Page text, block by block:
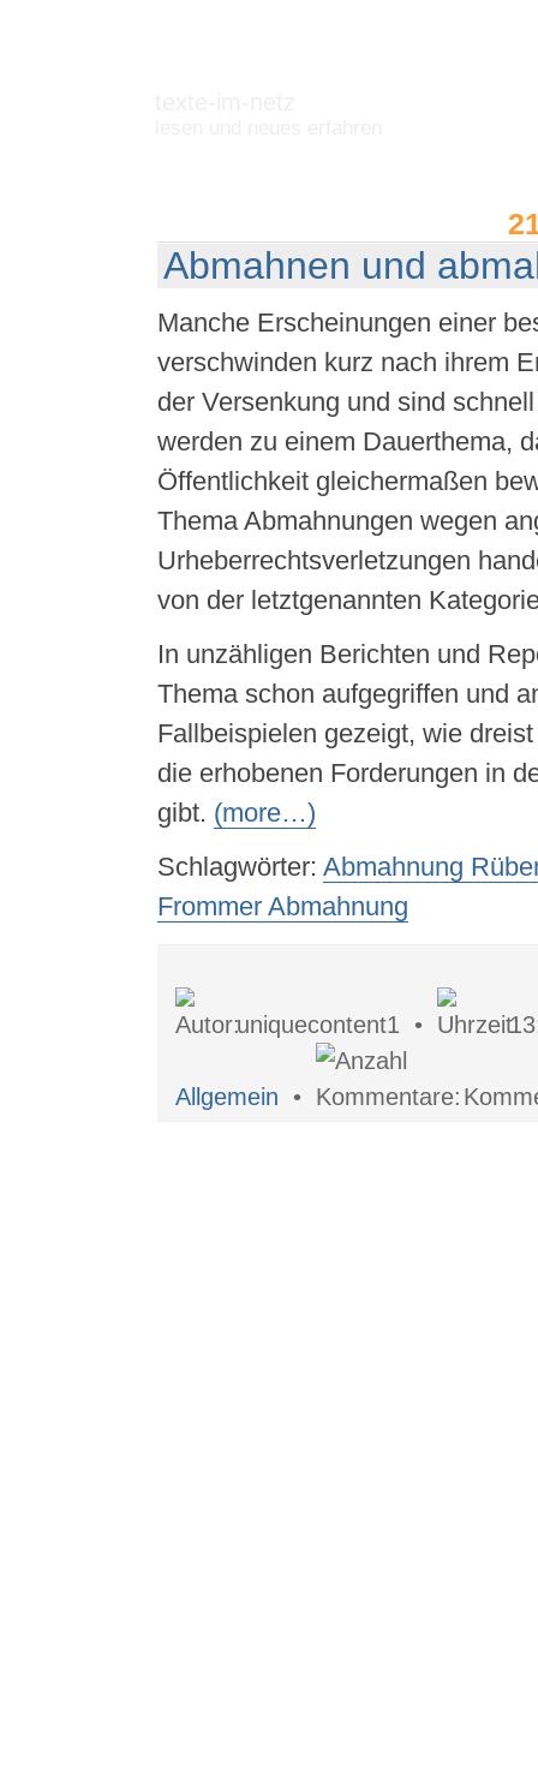
Abmahnen und
Manche Erscheinungen einer
verschwinden kurz nach ihrem
der Versenkung und sind
werden zu einem Dauerthema,
Öffentlichkeit gleichermaßen
Thema Abmahnungen wegen
Urheberrechtsverletzungen
von der letztgenannten
In unzähligen Berichten und
Thema schon aufgegriffen und
Fallbeispielen gezeigt, wie
die erhobenen Forderungen in
gibt. (more…)
Schlagwörter: Abmahnung
Frommer Abmahnung
uniquecontent1 •
Allgemein •